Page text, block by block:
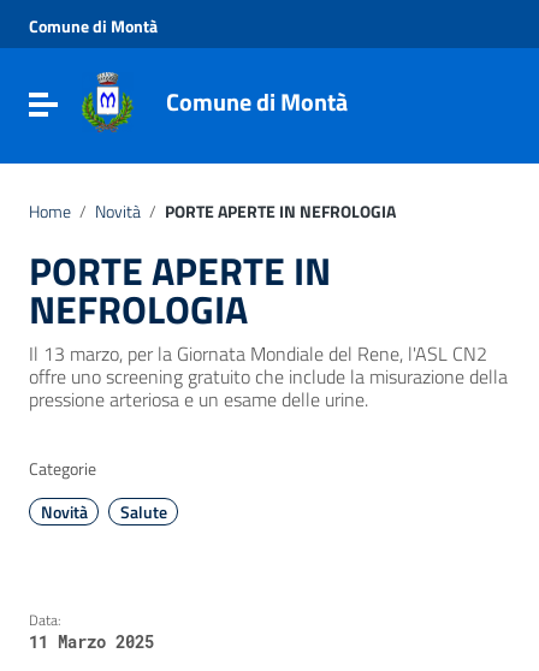
Vai al menu di navigazione
Vai al footer
Comune di Montà
Toggle navigationComune di Montà
Home / Novità / PORTE APERTE IN NEFROLOGIA
PORTE APERTE IN
NEFROLOGIA
Il 13 marzo, per la Giornata Mondiale del Rene, l'ASL CN2
offre uno screening gratuito che include la misurazione della
pressione arteriosa e un esame delle urine.
Categorie
Novità
Salute
Data:
11 Marzo 2025